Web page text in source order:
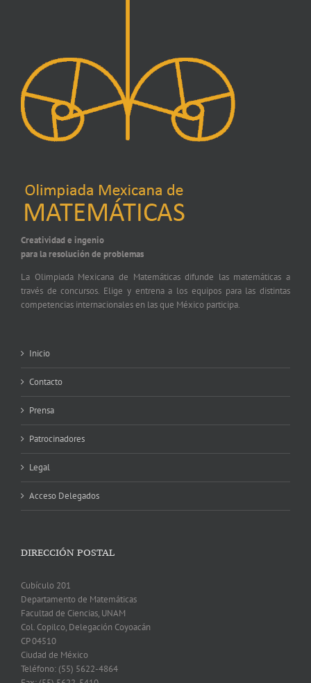
Creatividad e ingenio
para la resolución de problemas
La Olimpiada Mexicana de Matemáticas difunde las matemáticas a
través de concursos. Elige y entrena a los equipos para las distintas
competencias internacionales en las que México participa.
Inicio
Contacto
Prensa
Patrocinadores
Legal
Acceso Delegados
DIRECCIÓN POSTAL
Cubículo 201
Departamento de Matemáticas
Facultad de Ciencias, UNAM
Col. Copilco, Delegación Coyoacán
CP 04510
Ciudad de México
Teléfono: (55) 5622-4864